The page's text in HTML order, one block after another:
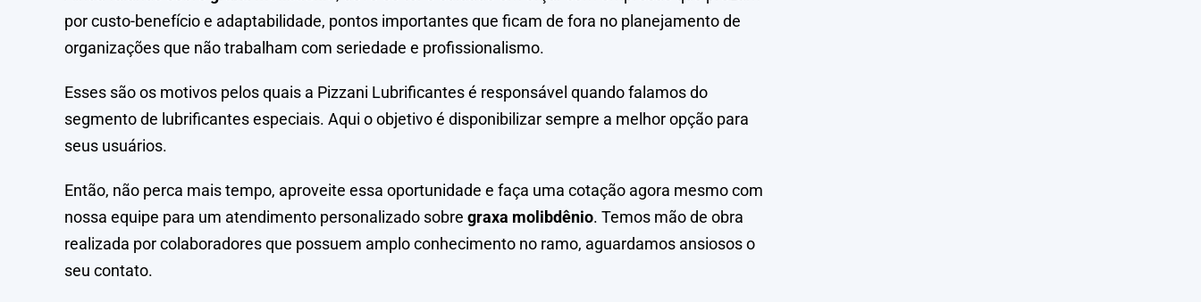
por custo-benefício e adaptabilidade, pontos importantes que ficam de fora no planejamento de
organizações que não trabalham com seriedade e profissionalismo.
Esses são os motivos pelos quais a Pizzani Lubrificantes é responsável quando falamos do
segmento de lubrificantes especiais. Aqui o objetivo é disponibilizar sempre a melhor opção para
seus usuários.
Então, não perca mais tempo, aproveite essa oportunidade e faça uma cotação agora mesmo com
nossa equipe para um atendimento personalizado sobre graxa molibdênio. Temos mão de obra
realizada por colaboradores que possuem amplo conhecimento no ramo, aguardamos ansiosos o
seu contato.